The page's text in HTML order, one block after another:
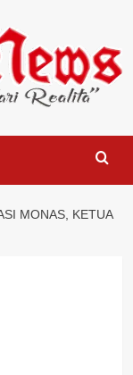
MONAS, KETUA